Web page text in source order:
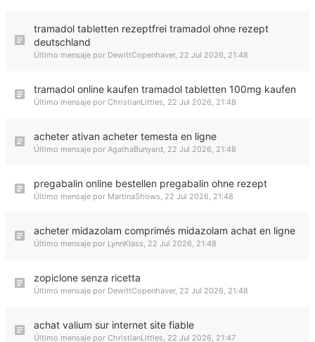
tramadol tabletten rezeptfrei tramadol ohne rezept
deutschland
Último mensaje por DewittCopenhaver, 22 Jul 2026, 21:48
tramadol online kaufen tramadol tabletten 100mg kaufen
Último mensaje por ChristianLittles, 22 Jul 2026, 21:48
acheter ativan acheter temesta en ligne
Último mensaje por AgathaBunyard, 22 Jul 2026, 21:48
pregabalin online bestellen pregabalin ohne rezept
Último mensaje por MartinaShows, 22 Jul 2026, 21:48
acheter midazolam comprimés midazolam achat en ligne
Último mensaje por LynnKlass, 22 Jul 2026, 21:48
zopiclone senza ricetta
Último mensaje por DewittCopenhaver, 22 Jul 2026, 21:48
achat valium sur internet site fiable
Último mensaje por ChristianLittles, 22 Jul 2026, 21:47